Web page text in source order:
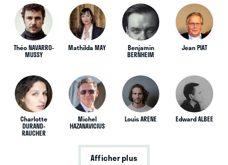
Théo NAVARRO-
MUSSY
Mathilda MAY Benjamin
BERNHEIM
Jean PIAT
Charlotte
DURAND-
RAUCHER
Michel
HAZANAVICIUS
Louis ARENE Edward ALBEE
Afficher plus